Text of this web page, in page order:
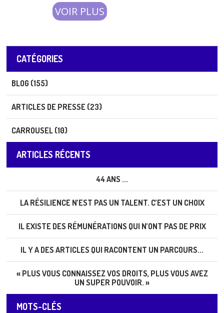
par les étudiant.e.s.🔥 MaisVOIR PLUS
CATÉGORIES
BLOG (155)
ARTICLES DE PRESSE (23)
CARROUSEL (10)
ARTICLES RÉCENTS
44 ANS ...
LA RÉSILIENCE N’EST PAS UN TALENT. C’EST UN CHOIX
IL EXISTE DES RÉMUNÉRATIONS QUI N’ONT PAS DE PRIX
IL Y A DES ARTICLES QUI RACONTENT UN PARCOURS...
« PLUS VOUS CONNAISSEZ VOS DROITS, PLUS VOUS AVEZ
UN SUPER POUVOIR. »
MOTS-CLÉS